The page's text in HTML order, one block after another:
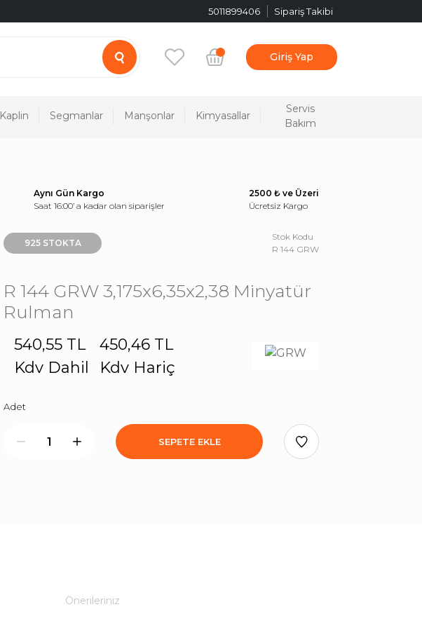
5011899406 Sipariş Takibi
Giriş Yap
Kaplin Segmanlar Manşonlar Kimyasallar
Servis
Bakım
Aynı Gün Kargo
Saat 16:00’ a kadar olan siparişler
2500 ₺ ve Üzeri
Ücretsiz Kargo
925 STOKTA
Stok Kodu
R 144 GRW
R 144 GRW 3,175x6,35x2,38 Minyatür
Rulman
540,55 TL
Kdv Dahil
450,46 TL
Kdv Hariç
Adet
SEPETE EKLE
Önerileriniz